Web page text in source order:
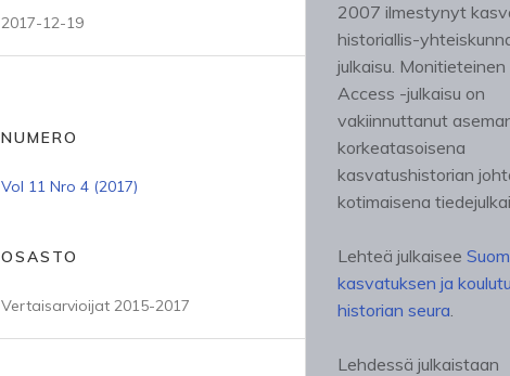
2017-12-19
NUMERO
Vol 11 Nro 4 (2017)
OSASTO
Vertaisarvioijat 2015-2017
2007 ilmestynyt
historiallis-
julkaisu. Monitieteinen
Access -julkaisu on
vakiinnuttanut
korkeatasoisena
kasvatushistorian
kotimaisena
Lehteä julkaisee
kasvatuksen ja
historian seura.
Lehdessä julkaistaan